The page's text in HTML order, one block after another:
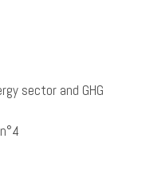
sector and GHG